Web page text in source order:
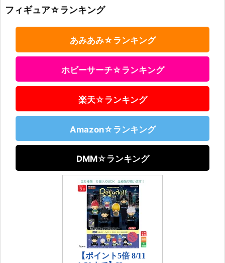
フィギュア☆ランキング
あみあみ☆ランキング
ホビーサーチ☆ランキング
楽天☆ランキング
Amazon☆ランキング
DMM☆ランキング